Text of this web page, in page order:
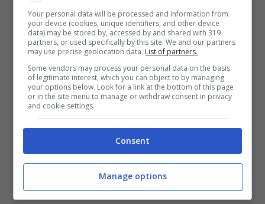
L’associazione dei consumatori ha
Your personal data will be processed and information from
your device (cookies, unique identifiers, and other device
data) may be stored by, accessed by and shared with 319
partners, or used specifically by this site. We and our partners
may use precise geolocation data. List of partners.
Some vendors may process your personal data on the basis
of legitimate interest, which you can object to by managing
your options below. Look for a link at the bottom of this page
or in the site menu to manage or withdraw consent in privacy
and cookie settings.
Consent
Manage options